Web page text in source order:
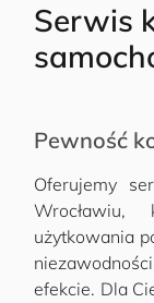
Serwis
Pewność
Oferujemy
użytkowania
efekcie. Dla